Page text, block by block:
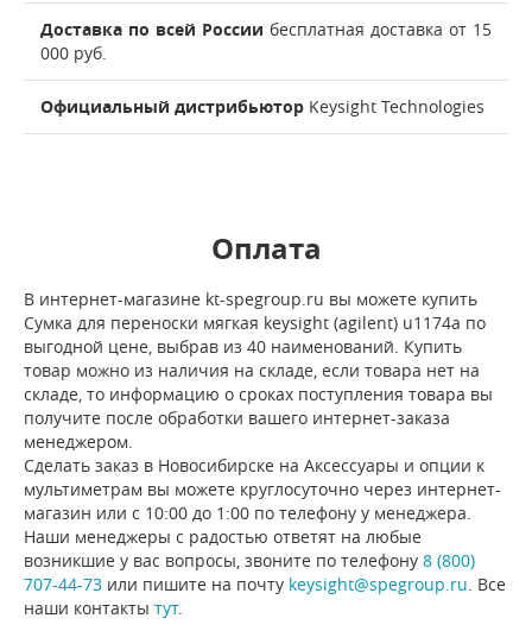
Доставка по всей России бесплатная доставка от 15
000 руб.
Официальный дистрибьютор Keysight Technologies
Оплата
В интернет-магазине kt-spegroup.ru вы можете купить
Сумка для переноски мягкая keysight (agilent) u1174a по
выгодной цене, выбрав из 40 наименований. Купить
товар можно из наличия на складе, если товара нет на
складе, то информацию о сроках поступления товара вы
получите после обработки вашего интернет-заказа
менеджером.
Сделать заказ в Новосибирске на Аксессуары и опции к
мультиметрам вы можете круглосуточно через интернет-
магазин или с 10:00 до 1:00 по телефону у менеджера.
Наши менеджеры с радостью ответят на любые
возникшие у вас вопросы, звоните по телефону 8 (800)
707-44-73 или пишите на почту keysight@spegroup.ru. Все
наши контакты тут.